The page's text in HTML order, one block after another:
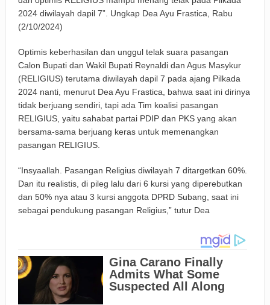
2024 diwilayah dapil 7”. Ungkap Dea Ayu Frastica, Rabu
(2/10/2024)
Optimis keberhasilan dan unggul telak suara pasangan
Calon Bupati dan Wakil Bupati Reynaldi dan Agus Masykur
(RELIGIUS) terutama diwilayah dapil 7 pada ajang Pilkada
2024 nanti, menurut Dea Ayu Frastica, bahwa saat ini dirinya
tidak berjuang sendiri, tapi ada Tim koalisi pasangan
RELIGIUS, yaitu sahabat partai PDIP dan PKS yang akan
bersama-sama berjuang keras untuk memenangkan
pasangan RELIGIUS.
“Insyaallah. Pasangan Religius diwilayah 7 ditargetkan 60%.
Dan itu realistis, di pileg lalu dari 6 kursi yang diperebutkan
dan 50% nya atau 3 kursi anggota DPRD Subang, saat ini
sebagai pendukung pasangan Religius,” tutur Dea